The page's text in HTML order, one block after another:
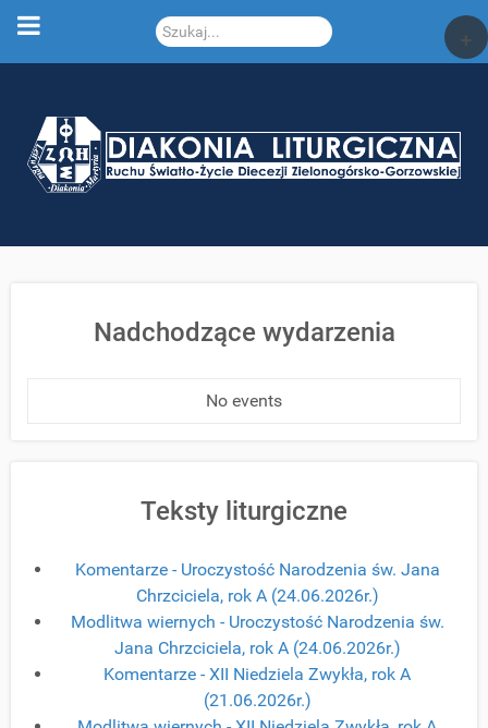
Szukaj...
Nadchodzące wydarzenia
No events
Teksty liturgiczne
Komentarze - Uroczystość Narodzenia św. Jana
Chrzciciela, rok A (24.06.2026r.)
Modlitwa wiernych - Uroczystość Narodzenia św.
Jana Chrzciciela, rok A (24.06.2026r.)
Komentarze - XII Niedziela Zwykła, rok A
(21.06.2026r.)
+